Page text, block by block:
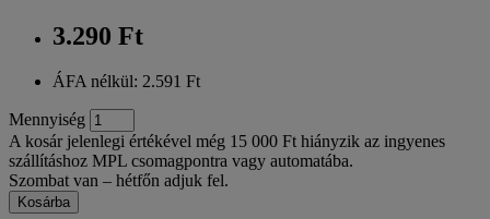
3.290 Ft
ÁFA nélkül: 2.591 Ft
Mennyiség
A kosár jelenlegi értékével még 15 000 Ft hiányzik az ingyenes
szállításhoz MPL csomagpontra vagy automatába.
Szombat van – hétfőn adjuk fel.
Kosárba